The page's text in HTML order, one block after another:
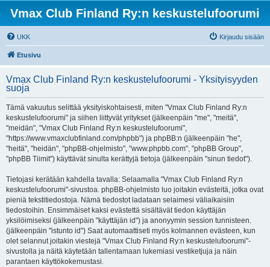
Vmax Club Finland Ry:n keskustelufoorumi
UKK Kirjaudu sisään
Etusivu
Vmax Club Finland Ry:n keskustelufoorumi - Yksityisyyden
suoja
Tämä vakuutus selittää yksityiskohtaisesti, miten "Vmax Club Finland Ry:n
keskustelufoorumi" ja siihen liittyvät yritykset (jälkeenpäin "me", "meitä",
"meidän", "Vmax Club Finland Ry:n keskustelufoorumi",
"https://www.vmaxclubfinland.com/phpbb") ja phpBB:n (jälkeenpäin "he",
"heitä", "heidän", "phpBB-ohjelmisto", "www.phpbb.com", "phpBB Group",
"phpBB Tiimit") käyttävät sinulta kerättyjä tietoja (jälkeenpäin "sinun tiedot").
Tietojasi kerätään kahdella tavalla: Selaamalla "Vmax Club Finland Ry:n
keskustelufoorumi"-sivustoa. phpBB-ohjelmisto luo joitakin evästeitä, jotka ovat
pieniä tekstitiedostoja. Nämä tiedostot ladataan selaimesi väliaikaisiin
tiedostoihin. Ensimmäiset kaksi evästettä sisältävät tiedon käyttäjän
yksilöimiseksi (jälkeenpäin "käyttäjän id") ja anonyymin session tunnisteen.
(jälkeenpäin "istunto id") Saat automaattiseti myös kolmannen evästeen, kun
olet selannut joitakin viestejä "Vmax Club Finland Ry:n keskustelufoorumi"-
sivustolla ja näitä käytetään tallentamaan lukemiasi vestiketjuja ja näin
parantaen käyttökokemustasi.